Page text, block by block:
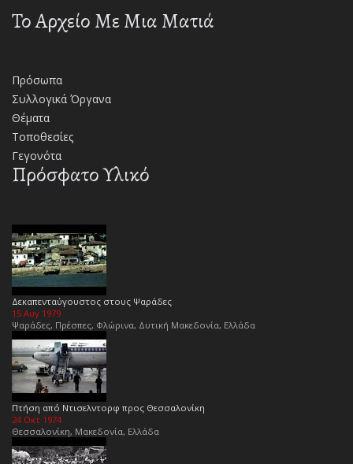
Το Αρχείο Με Μια Ματιά
Πρόσωπα
Συλλογικά Όργανα
Θέματα
Τοποθεσίες
Γεγονότα
Πρόσφατο Υλικό
Δεκαπενταύγουστος στους Ψαράδες
15 Αυγ 1979
Ψαράδες, Πρέσπες, Φλώρινα, Δυτική Μακεδονία, Ελλάδα
Πτήση από Ντισελντορφ προς Θεσσαλονίκη
24 Οκτ 1974
Θεσσαλονίκη, Μακεδονία, Ελλάδα